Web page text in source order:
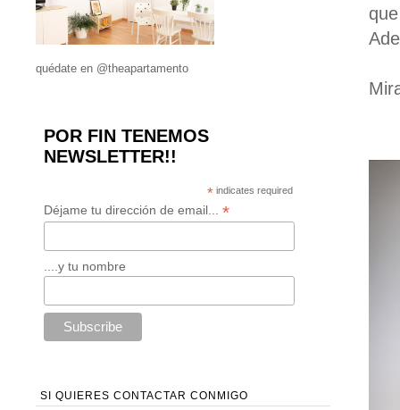
quédate en @theapartamento
POR FIN TENEMOS
NEWSLETTER!!
* indicates required
Déjame tu dirección de email... *
....y tu nombre
SI QUIERES CONTACTAR CONMIGO